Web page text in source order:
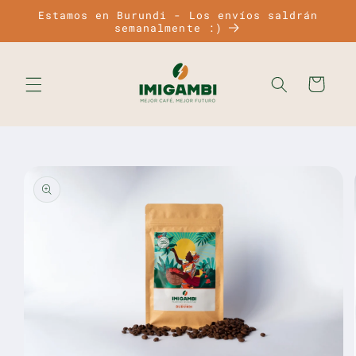
directamente
Estamos en Burundi - Los envíos saldrán
semanalmente :)
Carrito
directamente
información